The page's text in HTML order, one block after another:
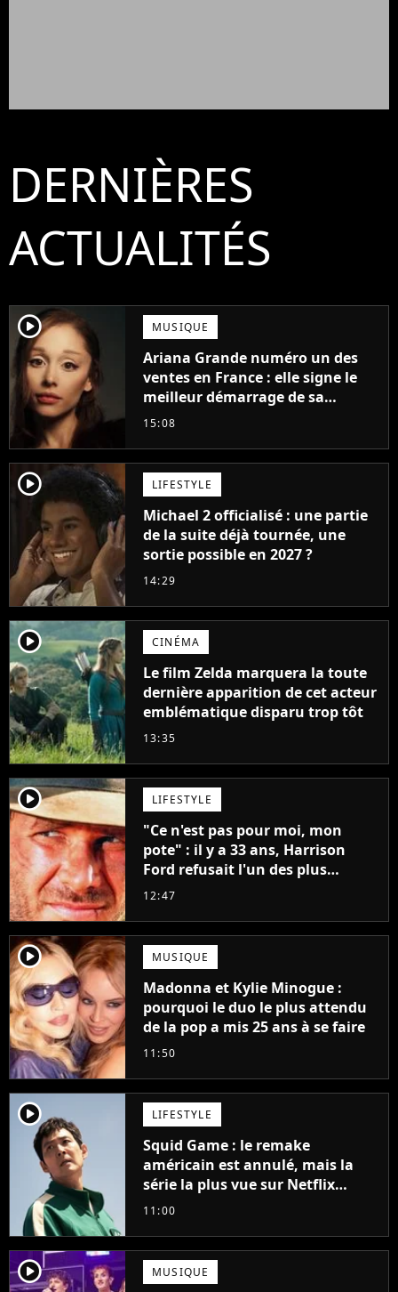
DERNIÈRES
ACTUALITÉS
player2 MUSIQUE
Ariana Grande numéro un des
ventes en France : elle signe le
meilleur démarrage de sa
carrière avec son album Petal
15:08
player2 LIFESTYLE
Michael 2 officialisé : une partie
de la suite déjà tournée, une
sortie possible en 2027 ?
14:29
player2 CINÉMA
Le film Zelda marquera la toute
dernière apparition de cet acteur
emblématique disparu trop tôt
13:35
player2 LIFESTYLE
"Ce n'est pas pour moi, mon
pote" : il y a 33 ans, Harrison
Ford refusait l'un des plus
grands succès de tous les temps
12:47
player2 MUSIQUE
Madonna et Kylie Minogue :
pourquoi le duo le plus attendu
de la pop a mis 25 ans à se faire
11:50
player2 LIFESTYLE
Squid Game : le remake
américain est annulé, mais la
série la plus vue sur Netflix
pourrait avoir une version
11:00
player2 MUSIQUE